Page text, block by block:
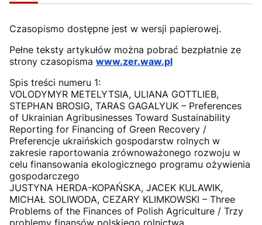
Czasopismo dostępne jest w wersji papierowej.
Pełne teksty artykułów można pobrać bezpłatnie ze
strony czasopisma www.zer.waw.pl
Spis treści numeru 1:
VOLODYMYR METELYTSIA, ULIANA GOTTLIEB,
STEPHAN BROSIG, TARAS GAGALYUK – Preferences
of Ukrainian Agribusinesses Toward Sustainability
Reporting for Financing of Green Recovery /
Preferencje ukraińskich gospodarstw rolnych w
zakresie raportowania zrównoważonego rozwoju w
celu finansowania ekologicznego programu ożywienia
gospodarczego
JUSTYNA HERDA-KOPAŃSKA, JACEK KULAWIK,
MICHAŁ SOLIWODA, CEZARY KLIMKOWSKI – Three
Problems of the Finances of Polish Agriculture / Trzy